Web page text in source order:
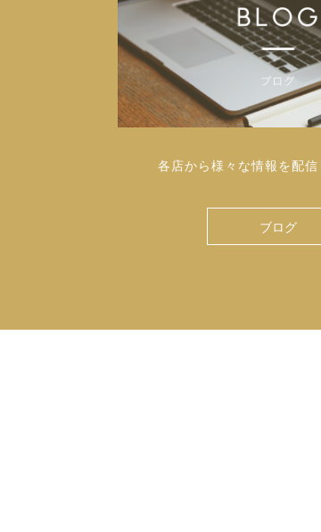
各店から様々な情報を配
ブログ